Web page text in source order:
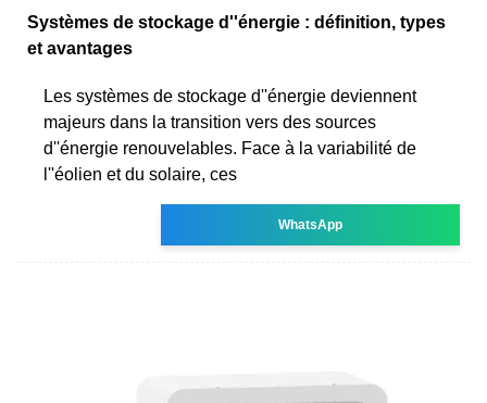
Systèmes de stockage d''énergie : définition, types
et avantages
Les systèmes de stockage d''énergie deviennent
majeurs dans la transition vers des sources
d''énergie renouvelables. Face à la variabilité de
l''éolien et du solaire, ces
WhatsApp